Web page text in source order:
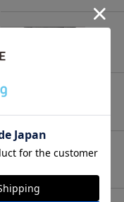
グレー
M